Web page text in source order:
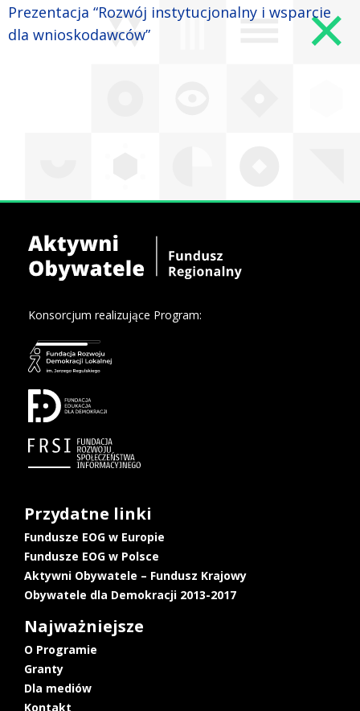
Prezentacja “Rozwój instytucjonalny i wsparcie
dla wnioskodawców”
Konsorcjum realizujące Program:
Przydatne linki
Fundusze EOG w Europie
Fundusze EOG w Polsce
Aktywni Obywatele – Fundusz Krajowy
Obywatele dla Demokracji 2013-2017
Najważniejsze
O Programie
Granty
Dla mediów
Kontakt